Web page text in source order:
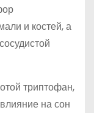
и костей, а
триптофан,
на сон